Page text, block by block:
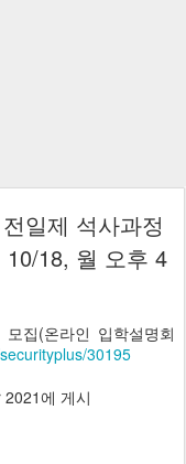
일제 석사과정
18, 월 오후 4
집(온라인 입학설명회
30195
에 게시